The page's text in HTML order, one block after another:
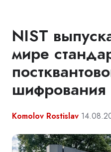
NIST
мире
шифрования
Komolov Rostislav